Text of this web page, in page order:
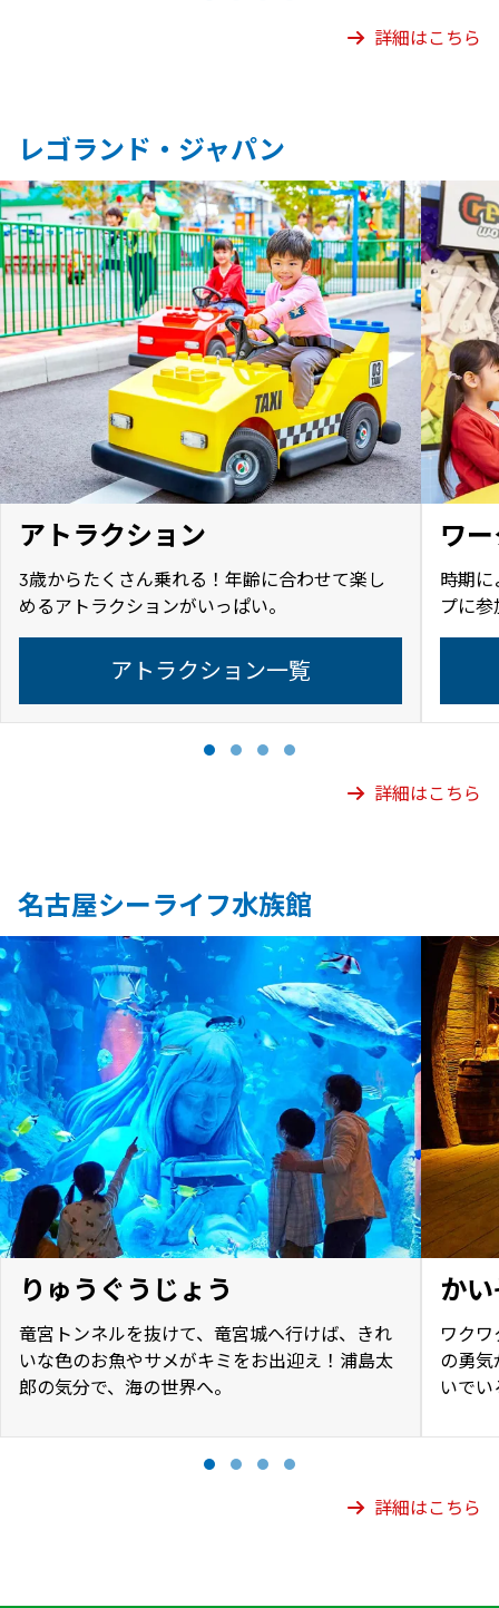
詳細はこちら
レゴランド・ジャパン
アトラクション
3歳からたくさん乗れる！年齢に合わせて楽し
めるアトラクションがいっぱい。
アトラクション一覧
ワ
時期に
プに
詳細はこちら
名古屋シーライフ水族館
りゅうぐうじょう
竜宮トンネルを抜けて、竜宮城へ行けば、きれ
いな色のお魚やサメがキミをお出迎え！浦島太
郎の気分で、海の世界へ。
か
ワク
の勇気
いで
詳細はこちら